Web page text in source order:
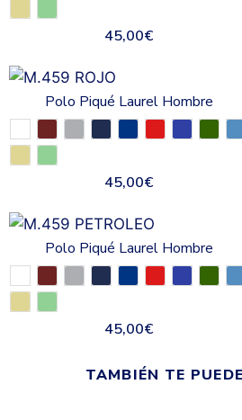
45,00€
Polo Piqué Laurel Hombre
45,00€
Polo Piqué Laurel Hombre
45,00€
TAMBIÉN TE